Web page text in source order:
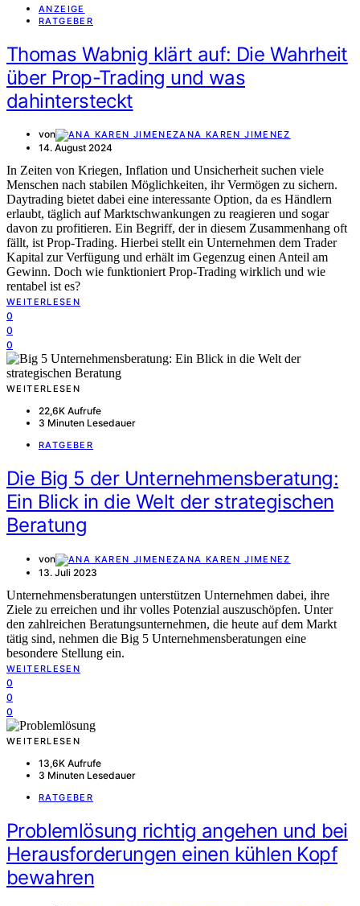
ANZEIGE
RATGEBER
Thomas Wabnig klärt auf: Die Wahrheit
über Prop-Trading und was
dahintersteckt
von ANA KAREN JIMENEZ
14. August 2024
In Zeiten von Kriegen, Inflation und Unsicherheit suchen viele
Menschen nach stabilen Möglichkeiten, ihr Vermögen zu sichern.
Daytrading bietet dabei eine interessante Option, da es Händlern
erlaubt, täglich auf Marktschwankungen zu reagieren und sogar
davon zu profitieren. Ein Begriff, der in diesem Zusammenhang oft
fällt, ist Prop-Trading. Hierbei stellt ein Unternehmen dem Trader
Kapital zur Verfügung und erhält im Gegenzug einen Anteil am
Gewinn. Doch wie funktioniert Prop-Trading wirklich und wie
rentabel ist es?
WEITERLESEN
0
0
0
WEITERLESEN
22,6K Aufrufe
3 Minuten Lesedauer
RATGEBER
Die Big 5 der Unternehmensberatung:
Ein Blick in die Welt der strategischen
Beratung
von ANA KAREN JIMENEZ
13. Juli 2023
Unternehmensberatungen unterstützen Unternehmen dabei, ihre
Ziele zu erreichen und ihr volles Potenzial auszuschöpfen. Unter
den zahlreichen Beratungsunternehmen, die heute auf dem Markt
tätig sind, nehmen die Big 5 Unternehmensberatungen eine
besondere Stellung ein.
WEITERLESEN
0
0
0
WEITERLESEN
13,6K Aufrufe
3 Minuten Lesedauer
RATGEBER
Problemlösung richtig angehen und bei
Herausforderungen einen kühlen Kopf
bewahren